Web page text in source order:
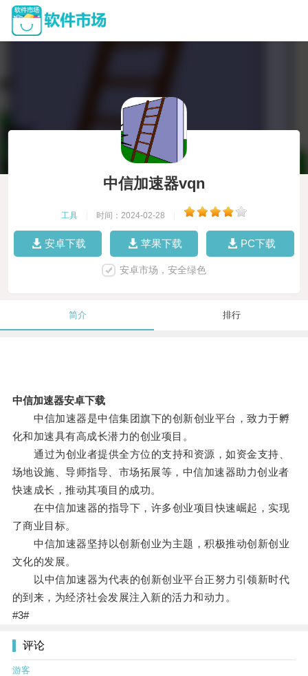
中信加速器vqn
工具 时间：2024-02-28
安卓下载 苹果下载 PC下载
安卓市场，安全绿色
简介 排行
中信加速器安卓下载
中信加速器是中信集团旗下的创新创业平台，致力于孵
化和加速具有高成长潜力的创业项目。
通过为创业者提供全方位的支持和资源，如资金支持、
场地设施、导师指导、市场拓展等，中信加速器助力创业者
快速成长，推动其项目的成功。
在中信加速器的指导下，许多创业项目快速崛起，实现
了商业目标。
中信加速器坚持以创新创业为主题，积极推动创新创业
文化的发展。
以中信加速器为代表的创新创业平台正努力引领新时代
的到来，为经济社会发展注入新的活力和动力。
#3#
评论
游客